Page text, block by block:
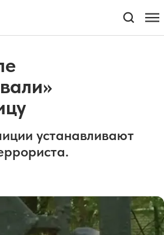
устанавливают